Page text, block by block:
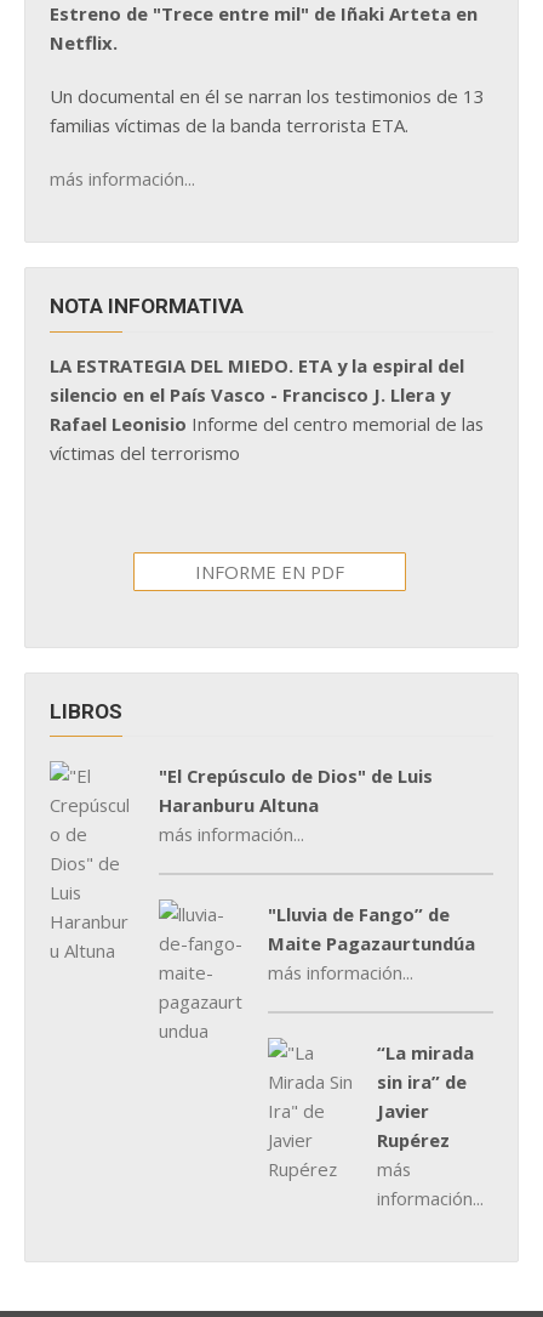
Estreno de "Trece entre mil" de Iñaki Arteta en
Netflix.
Un documental en él se narran los testimonios de 13
familias víctimas de la banda terrorista ETA.
más información...
NOTA INFORMATIVA
LA ESTRATEGIA DEL MIEDO. ETA y la espiral del
silencio en el País Vasco - Francisco J. Llera y
Rafael Leonisio Informe del centro memorial de las
víctimas del terrorismo
INFORME EN PDF
LIBROS
"El Crepúsculo de Dios" de Luis
Haranburu Altuna
más información...
"Lluvia de Fango” de
Maite Pagazaurtundúa
más información...
“La mirada
sin ira” de
Javier
Rupérez
más
información...